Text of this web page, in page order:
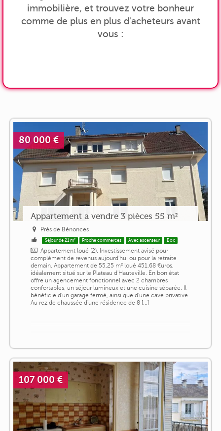
immobilière, et trouvez votre bonheur
comme de plus en plus d'acheteurs avant
vous :
80 000 €
Appartement a vendre 3 pièces 55 m²
Près de Bénonces
Séjour de 21 m² Proche commerces Avec ascenseur Box
Appartement loué (2). Investissement avisé pour
complément de revenus aujourd'hui ou pour la retraite
demain. Appartement de 55,25 m² loué 451,68 €uros,
idéalement situé sur le Plateau d'Hauteville. En bon état
offre un agencement fonctionnel avec 2 chambres
confortables, un séjour lumineux et une cuisine séparée. Il
bénéficie d'un garage fermé, ainsi que d'une cave privative.
Au rez de chaussée d'une résidence de 8 [...]
107 000 €